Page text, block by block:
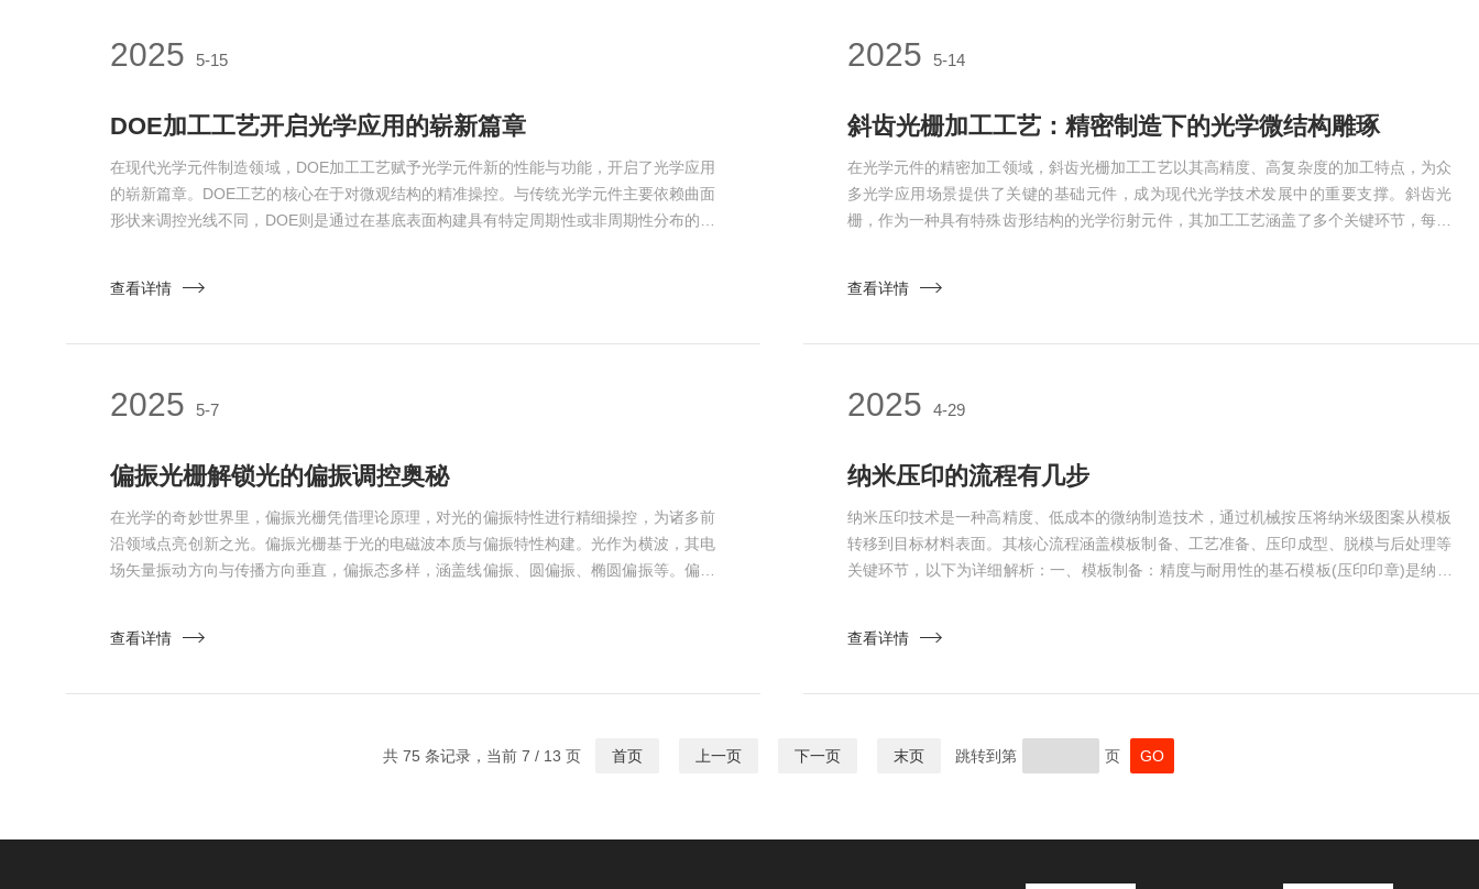
2025 5-15
DOE加工工艺开启光学应用的崭新篇章
在现代光学元件制造领域，DOE加工工艺赋予光学元件新的性能与功能，开启了光学应用
的崭新篇章。DOE工艺的核心在于对微观结构的精准操控。与传统光学元件主要依赖曲面
形状来调控光线不同，DOE则是通过在基底表面构建具有特定周期性或非周期性分布的微
流程来看，首先需要有高精度的设计蓝图。借助先进的计算机辅助设计软件，光学工程师
查看详情
2025 5-14
斜齿光栅加工工艺：精密制造下的光学微结构雕琢
在光学元件的精密加工领域，斜齿光栅加工工艺以其高精度、高复杂度的加工特点，为众
多光学应用场景提供了关键的基础元件，成为现代光学技术发展中的重要支撑。斜齿光
栅，作为一种具有特殊齿形结构的光学衍射元件，其加工工艺涵盖了多个关键环节，每一
范围、衍射角度、效率要求等，精心规划斜齿光栅的齿形参数，包括齿深、齿宽、齿距以
查看详情
2025 5-7
偏振光栅解锁光的偏振调控奥秘
在光学的奇妙世界里，偏振光栅凭借理论原理，对光的偏振特性进行精细操控，为诸多前
沿领域点亮创新之光。偏振光栅基于光的电磁波本质与偏振特性构建。光作为横波，其电
场矢量振动方向与传播方向垂直，偏振态多样，涵盖线偏振、圆偏振、椭圆偏振等。偏振
波器”或“分流器”。以折射率调制型偏振光栅为例，其内部介质折射率呈周期性变化。当线
查看详情
2025 4-29
纳米压印的流程有几步
纳米压印技术是一种高精度、低成本的微纳制造技术，通过机械按压将纳米级图案从模板
转移到目标材料表面。其核心流程涵盖模板制备、工艺准备、压印成型、脱模与后处理等
关键环节，以下为详细解析：一、模板制备：精度与耐用性的基石模板(压印印章)是纳米
(EBL)、聚焦离子束(FIB)或纳米球自组装等技术雕刻纳米图案。2.图案加工：-电子...
查看详情
共 75 条记录，当前 7 / 13 页 首页 上一页 下一页 末页 跳转到第 页